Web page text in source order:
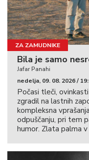
ZA ZAMUDNIKE
Bila je samo
Jafar Panahi
nedelja, 09. 08. 2026 /
Počasi tleči,
zgradil na lastnih
kompleksna
odpuščanju, pri tem
humor. Zlata palma v